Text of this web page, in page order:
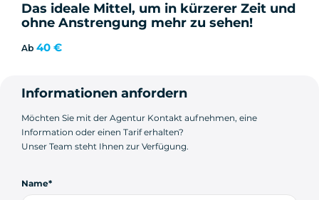
Das ideale Mittel, um in kürzerer Zeit und
ohne Anstrengung mehr zu sehen!
Ab 40 €
Informationen anfordern
Möchten Sie mit der Agentur Kontakt aufnehmen, eine
Information oder einen Tarif erhalten?
Unser Team steht Ihnen zur Verfügung.
Name